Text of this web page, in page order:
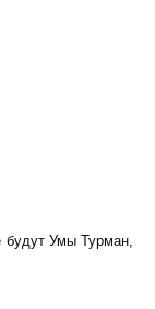
будут Умы Турман,